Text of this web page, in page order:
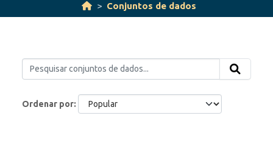
Conjuntos de dados
Ordenar por